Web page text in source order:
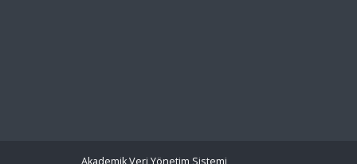
Akademik Veri Yönetim Sistemi